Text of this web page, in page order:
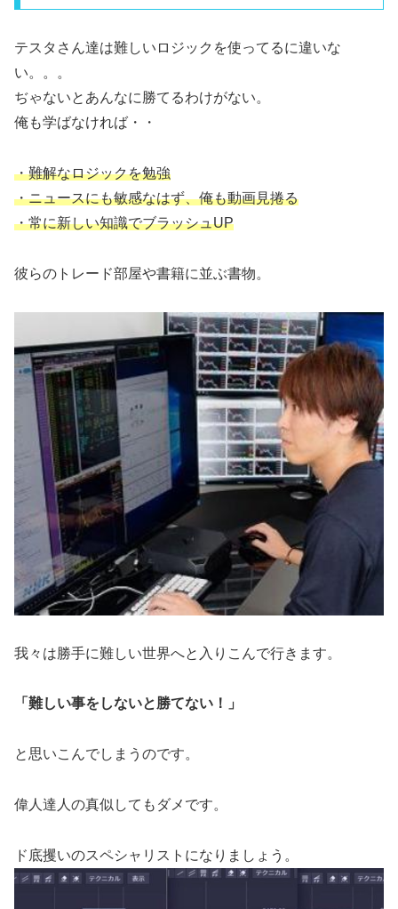
テスタさん達は難しいロジックを使ってるに違いな
い。。。
ぢゃないとあんなに勝てるわけがない。
俺も学ばなければ・・
・難解なロジックを勉強
・ニュースにも敏感なはず、俺も動画見捲る
・常に新しい知識でブラッシュUP
彼らのトレード部屋や書籍に並ぶ書物。
我々は勝手に難しい世界へと入りこんで行きます。
「難しい事をしないと勝てない！」
と思いこんでしまうのです。
偉人達人の真似してもダメです。
ド底攫いのスペシャリストになりましょう。